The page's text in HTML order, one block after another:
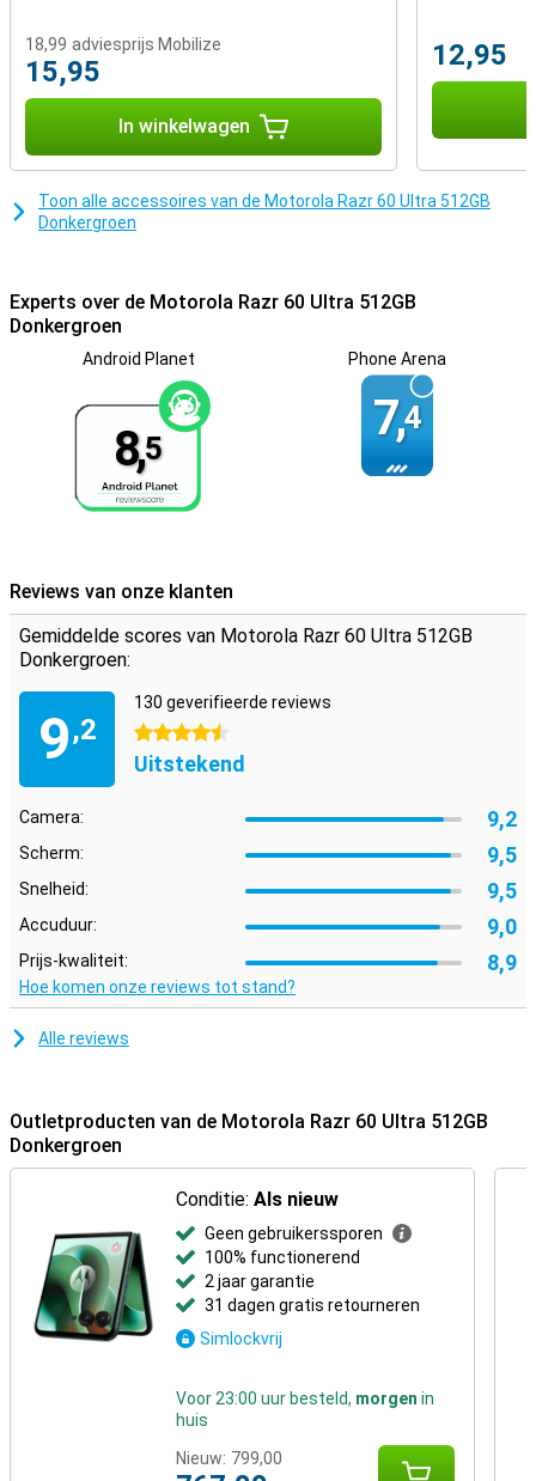
18,99 adviesprijs Mobilize
15,95
In winkelwagen
12,95
Toon alle accessoires van de Motorola Razr 60 Ultra 512GB
Donkergroen
Experts over de Motorola Razr 60 Ultra 512GB
Donkergroen
Android Planet
8,5
Phone Arena
7,4
Reviews van onze klanten
Gemiddelde scores van Motorola Razr 60 Ultra 512GB
Donkergroen:
9,2
130 geverifieerde reviews
4.5 sterren
Uitstekend
Camera: 9,2
Scherm: 9,5
Snelheid: 9,5
Accuduur: 9,0
Prijs-kwaliteit: 8,9
Hoe komen onze reviews tot stand?
Alle reviews
Outletproducten van de Motorola Razr 60 Ultra 512GB
Donkergroen
Conditie:Als nieuw
Geen gebruikerssporen
100% functionerend
2 jaar garantie
31 dagen gratis retourneren
Simlockvrij
Voor 23:00 uur besteld, morgen in
huis
Nieuw: 799,00